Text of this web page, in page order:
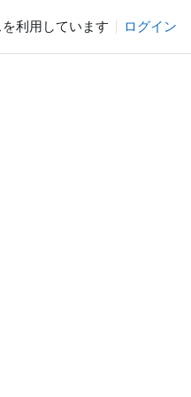
利用しています ログイン